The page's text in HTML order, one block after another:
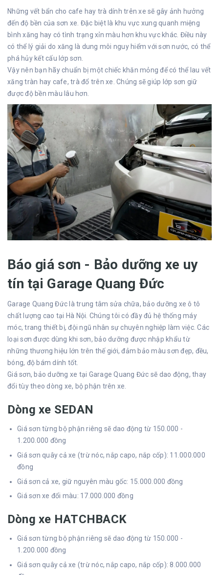
Những vết bẩn cho cafe hay trà dính trên xe sẽ gây ảnh hưởng
đến độ bền của sơn xe. Đặc biệt là khu vực xung quanh miệng
bình xăng hay có tình trạng xỉn màu hơn khu vực khác. Điều này
có thể lý giải do xăng là dung môi nguy hiểm với sơn nước, có thể
phá hủy kết cấu lớp sơn.
Vậy nên bạn hãy chuẩn bị một chiếc khăn mỏng để có thể lau vết
xăng tràn hay cafe, trà đổ trên xe. Chúng sẽ giúp lớp sơn giữ
được độ bền màu lâu hơn.
Báo giá sơn - Bảo dưỡng xe uy
tín tại Garage Quang Đức
Garage Quang Đức là trung tâm sửa chữa, bảo dưỡng xe ô tô
chất lượng cao tại Hà Nội. Chúng tôi có đầy đủ hệ thống máy
móc, trang thiết bị, đội ngũ nhân sự chuyên nghiệp làm việc. Các
loại sơn được dùng khi sơn, bảo dưỡng được nhập khẩu từ
những thương hiệu lớn trên thế giới, đảm bảo màu sơn đẹp, đều,
bóng, độ bám dính tốt.
Giá sơn, bảo dưỡng xe tại Garage Quang Đức sẽ dao động, thay
đổi tùy theo dòng xe, bộ phận trên xe.
Dòng xe SEDAN
Giá sơn từng bộ phận riêng sẽ dao động từ 150.000 -
1.200.000 đồng
Giá sơn quây cả xe (trừ nóc, nắp capo, nắp cốp): 11.000.000
đồng
Giá sơn cả xe, giữ nguyên màu gốc: 15.000.000 đồng
Giá sơn xe đổi màu: 17.000.000 đồng
Dòng xe HATCHBACK
Giá sơn từng bộ phận riêng sẽ dao động từ 150.000 -
1.200.000 đồng
Giá sơn quây cả xe (trừ nóc, nắp capo, nắp cốp): 8.000.000